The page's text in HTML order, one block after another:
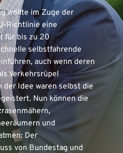
wollte im Zuge der
Richtlinie eine
für bis zu 20
selbstfahrende
auch wenn deren
Verkehrsrüpel
der Idee waren selbst die
Nun können die
und
Der
von Bundestag und